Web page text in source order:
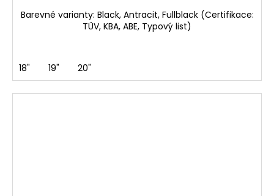
Barevné varianty: Black, Antracit, Fullblack (Certifikace:
TÜV, KBA, ABE, Typový list)
18" 19" 20"